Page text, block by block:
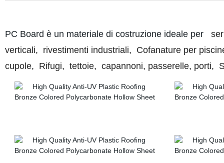
PC Board è un materiale di costruzione ideale per
verticali, rivestimenti industriali, Cofanature per
cupole, Rifugi, tettoie, capannoni, passerelle, porti,